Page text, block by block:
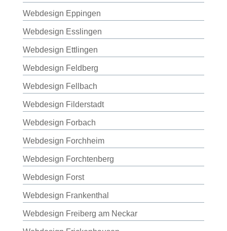
Webdesign Eppingen
Webdesign Esslingen
Webdesign Ettlingen
Webdesign Feldberg
Webdesign Fellbach
Webdesign Filderstadt
Webdesign Forbach
Webdesign Forchheim
Webdesign Forchtenberg
Webdesign Forst
Webdesign Frankenthal
Webdesign Freiberg am Neckar